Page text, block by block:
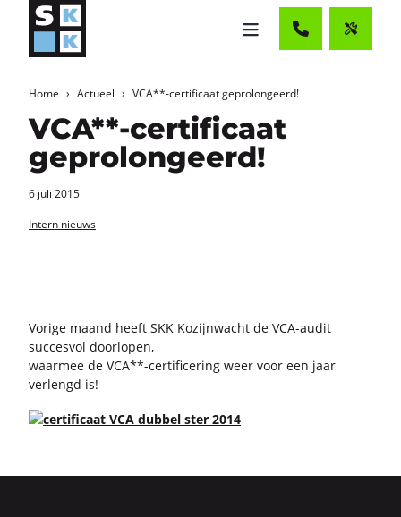
Home Actueel VCA**-certificaat geprolongeerd!
VCA**-certificaat
geprolongeerd!
6 juli 2015
Intern nieuws
Vo­ri­ge maand heeft SKK Ko­zijn­wacht de VCA-​audit
suc­ces­vol door­lo­pen,
waar­mee de VCA**-​certificering weer voor een jaar
ver­lengd is!